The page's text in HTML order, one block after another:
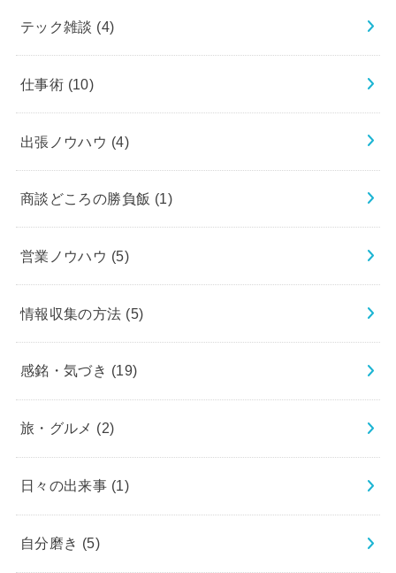
テック雑談 (4)
仕事術 (10)
出張ノウハウ (4)
商談どころの勝負飯 (1)
営業ノウハウ (5)
情報収集の方法 (5)
感銘・気づき (19)
旅・グルメ (2)
日々の出来事 (1)
自分磨き (5)